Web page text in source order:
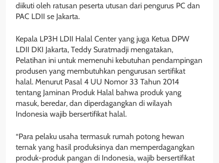
diikuti oleh ratusan peserta utusan dari pengurus PC dan
PAC LDII se Jakarta.
Kepala LP3H LDII Halal Center yang juga Ketua DPW
LDII DKI Jakarta, Teddy Suratmadji mengatakan,
Pelatihan ini untuk memenuhi kebutuhan pendampingan
produsen yang membutuhkan pengurusan sertifikat
halal. Menurut Pasal 4 UU Nomor 33 Tahun 2014
tentang Jaminan Produk Halal bahwa produk yang
masuk, beredar, dan diperdagangkan di wilayah
Indonesia wajib bersertifikat halal.
“Para pelaku usaha termasuk rumah potong hewan
ternak yang hasil produksinya dan memperdagangkan
produk-produk pangan di Indonesia, wajib bersertifikat